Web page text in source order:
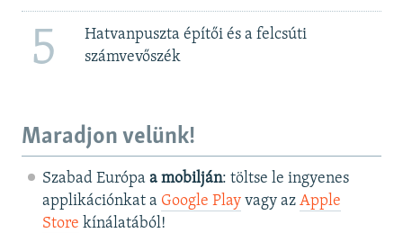
5
Hatvanpuszta építői és a felcsúti
számvevőszék
Maradjon velünk!
Szabad Európa a mobilján: töltse le ingyenes
applikációnkat a Google Playvagy az Apple
Store kínálatából!